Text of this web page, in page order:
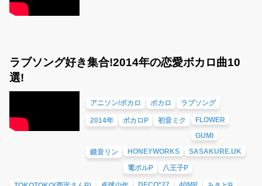
ラブソング好き集合!2014年の恋愛ボカロ曲10
選!
アニソン/ボカロ ボカロ ラブソング
2014年 ボカロP 初音ミク
FLOWER
GUMI
鏡音リン
HONEYWORKS
SASAKURE.UK
電ポルP
八王子P